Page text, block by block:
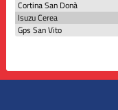
Cortina San Donà
Isuzu Cerea
Gps San Vito